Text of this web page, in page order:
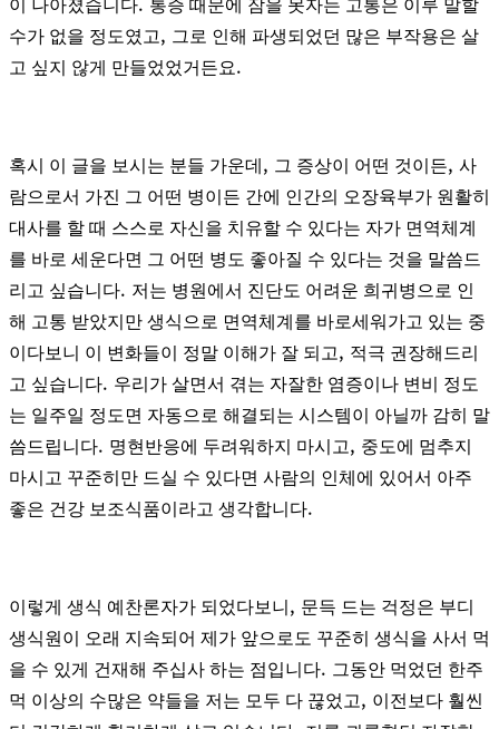
이 나아졌습니다 통증 때문에 잠을 못자는 고통은 이루 말할
수가 없을 정도였고, 그로 인해 파생되었던 많은 부작용은 살
고 싶지 않게 만들었었거든요.
혹시 이 글을 보시는 분들 가운데 , 그 증상이 어떤 것이든, 사
람으로서 가진 그 어떤 병이든 간에 인간의 오장육부가 원활히
대사를 할 때 스스로 자신을 치유할 수 있다는 자가 면역체계
를 바로 세운다면 그 어떤 병도 좋아질 수 있다는 것을 말씀드
리고 싶습니다. 저는 병원에서 진단도 어려운 희귀병으로 인
해 고통 받았지만 생식으로 면역체계를 바로세워가고 있는 중
이다보니 이 변화들이 정말 이해가 잘 되고, 적극 권장해드리
고 싶습니다. 우리가 살면서 겪는 자잘한 염증이나 변비 정도
는 일주일 정도면 자동으로 해결되는 시스템이 아닐까 감히 말
씀드립니다. 명현반응에 두려워하지 마시고, 중도에 멈추지
마시고 꾸준히만 드실 수 있다면 사람의 인체에 있어서 아주
좋은 건강 보조식품이라고 생각합니다.
이렇게 생식 예찬론자가 되었다보니, 문득 드는 걱정은 부디
생식원이 오래 지속되어 제가 앞으로도 꾸준히 생식을 사서 먹
을 수 있게 건재해 주십사 하는 점입니다. 그동안 먹었던 한주
먹 이상의 수많은 약들을 저는 모두 다 끊었고, 이전보다 훨씬